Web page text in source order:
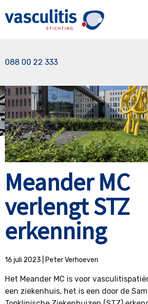
088 00 22 333
Zoek
Zoek
Meander MC
verlengt STZ
erkenning
16 juli 2023 Peter Verhoeven
Het Meander MC is voor
een ziekenhuis, het is een door de